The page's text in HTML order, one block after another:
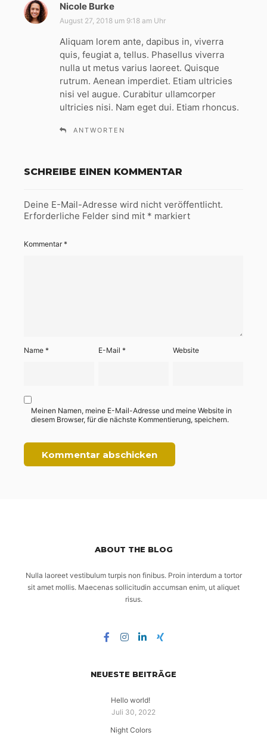
Nicole Burke
a
t
:
August 27, 2018 um 9:18 am Uhr
Aliquam lorem ante, dapibus in, viverra
quis, feugiat a, tellus. Phasellus viverra
nulla ut metus varius laoreet. Quisque
rutrum. Aenean imperdiet. Etiam ultricies
nisi vel augue. Curabitur ullamcorper
ultricies nisi. Nam eget dui. Etiam rhoncus.
ANTWORTEN
SCHREIBE EINEN KOMMENTAR
Deine E-Mail-Adresse wird nicht veröffentlicht.
Erforderliche Felder sind mit * markiert
Kommentar*
Name * E-Mail* Website
Meinen Namen, meine E-Mail-Adresse und meine Website in
diesem Browser, für die nächste Kommentierung, speichern.
ABOUT THE BLOG
Nulla laoreet vestibulum turpis non finibus. Proin interdum a tortor
sit amet mollis. Maecenas sollicitudin accumsan enim, ut aliquet
risus.
NEUESTE BEITRÄGE
Hello world!
Juli 30, 2022
Night Colors